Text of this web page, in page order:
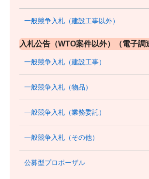
一般競争入札（建設工事以外）
入札公告（WTO案件以外）（電子調
一般競争入札（建設工事）
一般競争入札（物品）
一般競争入札（業務委託）
一般競争入札（その他）
公募型プロポーザル